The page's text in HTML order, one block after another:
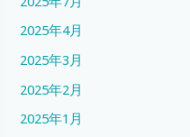
2025年4月
2025年3月
2025年2月
2025年1月